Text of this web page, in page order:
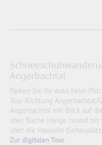
Angerbachtal
Parken Sie Ihr Auto beim
Tour Richtung Angerbachtal/
Angerbachtal mit Blick auf
über flache Hänge hinauf
über die Hausalm
Zur digitalen Tour